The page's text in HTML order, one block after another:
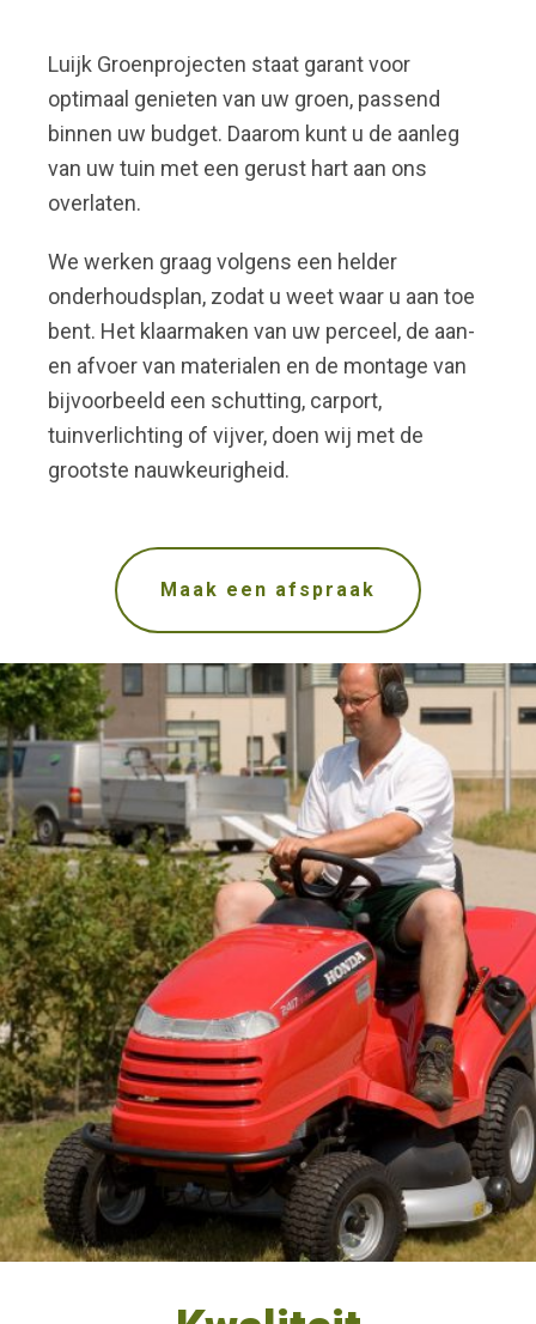
Luijk Groenprojecten staat garant voor
optimaal genieten van uw groen, passend
binnen uw budget. Daarom kunt u de aanleg
van uw tuin met een gerust hart aan ons
overlaten.
We werken graag volgens een helder
onderhoudsplan, zodat u weet waar u aan toe
bent. Het klaarmaken van uw perceel, de aan-
en afvoer van materialen en de montage van
bijvoorbeeld een schutting, carport,
tuinverlichting of vijver, doen wij met de
grootste nauwkeurigheid.
Maak een afspraak